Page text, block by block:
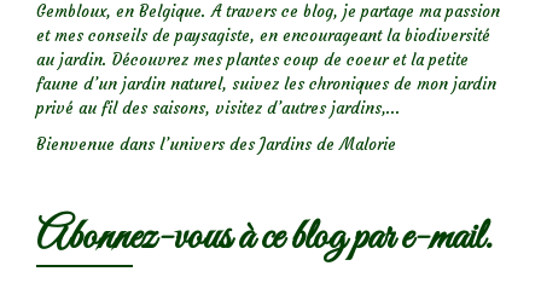
Gembloux, en Belgique. A travers ce blog, je partage ma passion
et mes conseils de paysagiste, en encourageant la biodiversité
au jardin. Découvrez mes plantes coup de coeur et la petite
faune d’un jardin naturel, suivez les chroniques de mon jardin
privé au fil des saisons, visitez d’autres jardins,...
Bienvenue dans l’univers des Jardins de Malorie
Abonnez-vous à ce blog par e-mail.